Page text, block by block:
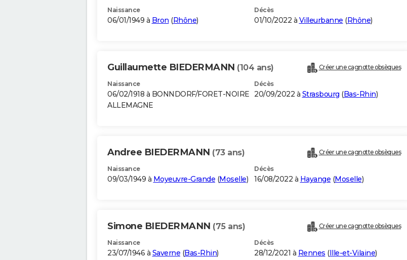
Naissance
06/01/1949 à Bron (Rhône)
Décès
01/10/2022 à Villeurbanne (Rhône)
Guillaumette BIEDERMANN (104 ans) Créer une cagnotte obsèques
Naissance
06/02/1918 à BONNDORF/FORET-NOIRE
ALLEMAGNE
Décès
20/09/2022 à Strasbourg (Bas-Rhin)
Andree BIEDERMANN (73 ans) Créer une cagnotte obsèques
Naissance
09/03/1949 à Moyeuvre-Grande (Moselle)
Décès
16/08/2022 à Hayange (Moselle)
Simone BIEDERMANN (75 ans) Créer une cagnotte obsèques
Naissance
23/07/1946 à Saverne (Bas-Rhin)
Décès
28/12/2021 à Rennes (Ille-et-Vilaine)